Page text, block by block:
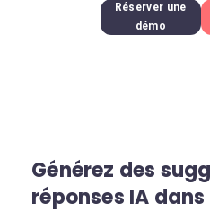
Réserver une
démo
Générez des
réponses IA